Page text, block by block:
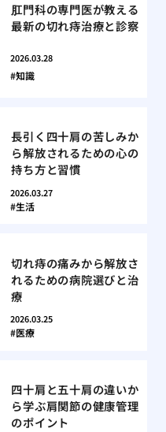
肛門科の専門医が教える
最新の切れ痔治療と診察
2026.03.28
知識
長引く四十肩の苦しみか
ら解放されるための心の
持ち方と習慣
2026.03.27
生活
切れ痔の痛みから解放さ
れるための病院選びと治
療
2026.03.25
医療
四十肩と五十肩の違いか
ら学ぶ肩関節の健康管理
のポイント